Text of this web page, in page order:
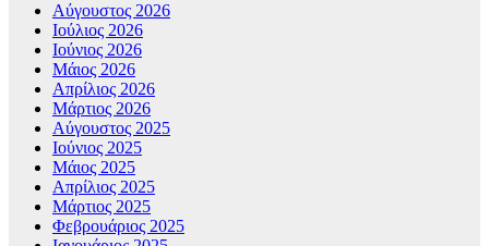
Αύγουστος 2026
Ιούλιος 2026
Ιούνιος 2026
Μάιος 2026
Απρίλιος 2026
Μάρτιος 2026
Αύγουστος 2025
Ιούνιος 2025
Μάιος 2025
Απρίλιος 2025
Μάρτιος 2025
Φεβρουάριος 2025